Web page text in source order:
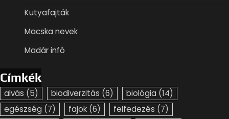
Kutyafajták
Macska nevek
Madár infó
Címkék
alvás (5) biodiverzitás (6) biológia (14)
egészség (7) fajok (6) felfedezés (7)